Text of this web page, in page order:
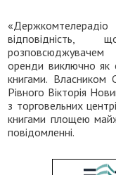
відповідність,
розповсюджувачем
оренди виключно як
книгами. Власником
Рівного Вікторія
з торговельних
книгами площею
повідомленні.